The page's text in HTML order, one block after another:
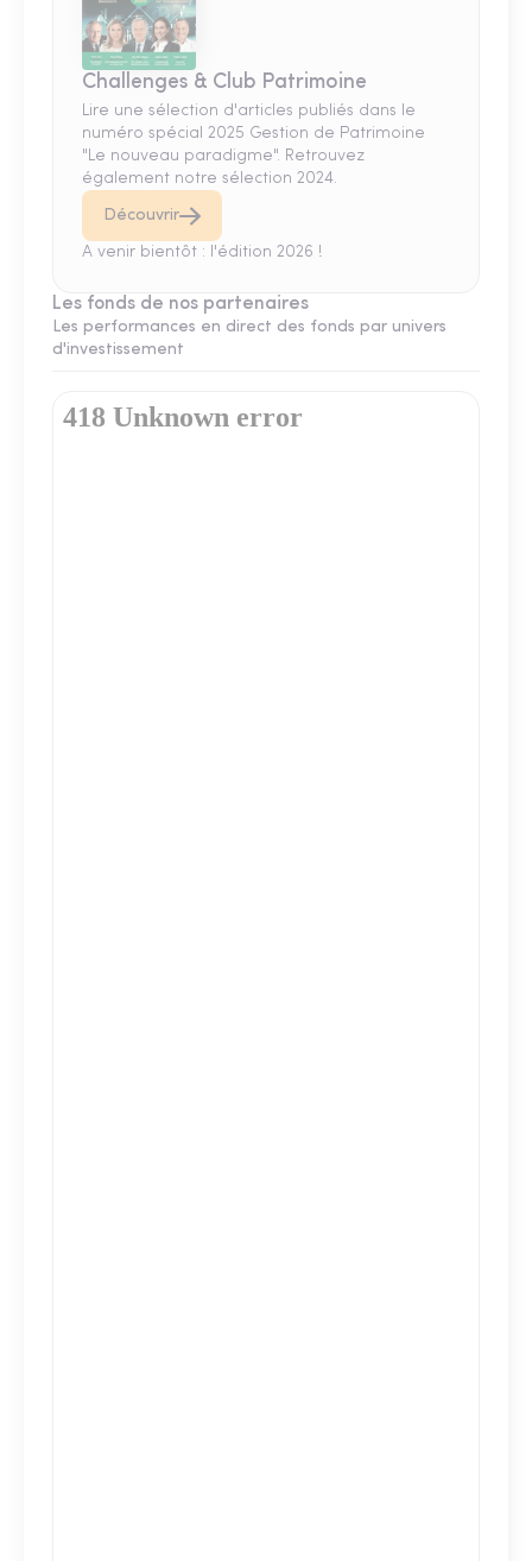
Challenges & Club Patrimoine
Lire une sélection d'articles publiés dans le
numéro spécial 2025 Gestion de Patrimoine
"Le nouveau paradigme". Retrouvez
également notre sélection 2024.
Découvrir
A venir bientôt : l'édition 2026 !
Les fonds de nos partenaires
Les performances en direct des fonds par univers
d'investissement